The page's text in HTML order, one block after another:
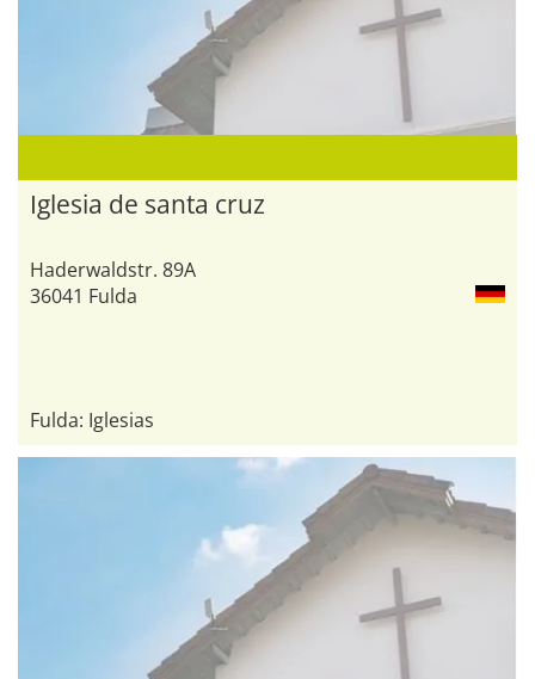
Iglesia de santa cruz
Haderwaldstr. 89A
36041 Fulda
Fulda: Iglesias